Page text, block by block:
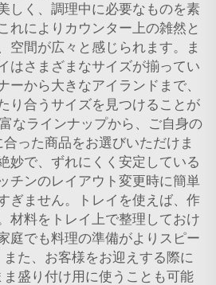
しく、調理中に必要なものを素
れによりカウンター上の雑然と
空間が広々と感じられます。ま
はさまざまなサイズが揃ってい
ーから大きなアイランドまで、
り合うサイズを見つけることが
なラインナップから、ご自身の
った商品をお選びいただけま
妙で、ずれにくく安定している
チンのレイアウト変更時に簡単
ぎません。トレイを使えば、作
材料をトレイ上で整理しておけ
庭でも料理の準備がよりスピー
た、お客様をお迎えする際に
盛り付け用に使うことも可能